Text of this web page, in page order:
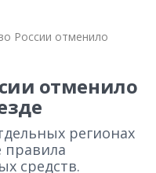
России отменило
отменило
регионах
правила
средств.